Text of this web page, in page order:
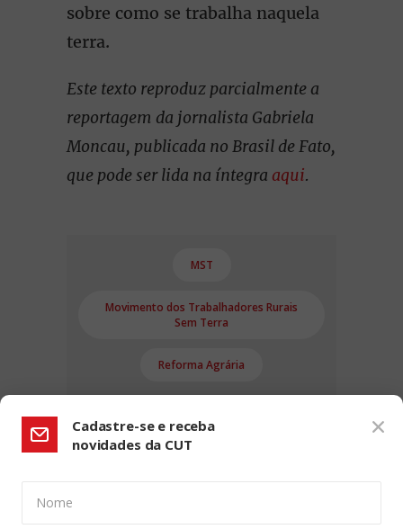
sobre como se trabalha naquela
terra.
Este texto reproduz parcialmente a
reportagem da jornalista Gabriela
Moncau, publicada no Brasil de Fato,
que pode ser lida na íntegra aqui.
MST
Movimento dos Trabalhadores Rurais
Sem Terra
Reforma Agrária
Cadastre-se e receba
novidades da CUT
Nome